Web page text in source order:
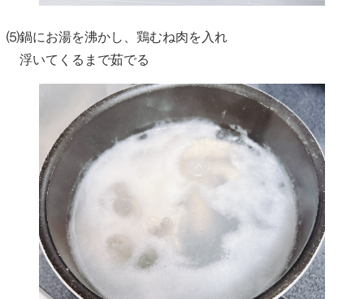
⑸鍋にお湯を沸かし、鶏むね肉を入れ
浮いてくるまで茹でる